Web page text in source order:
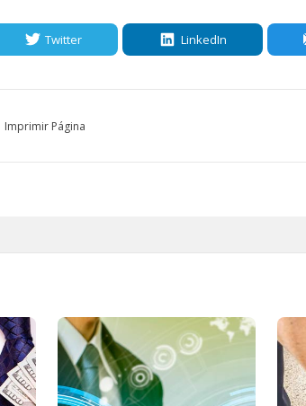
Twitter LinkedIn
Imprimir Página